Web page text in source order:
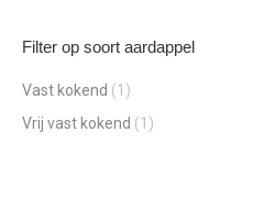
Filter op soort aardappel
Vast kokend (1)
Vrij vast kokend (1)